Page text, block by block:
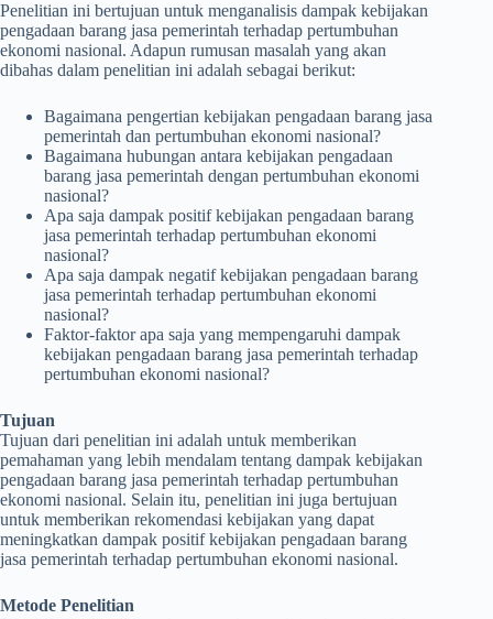
Penelitian ini bertujuan untuk menganalisis dampak kebijakan
pengadaan barang jasa pemerintah terhadap pertumbuhan
ekonomi nasional. Adapun rumusan masalah yang akan
dibahas dalam penelitian ini adalah sebagai berikut:
Bagaimana pengertian kebijakan pengadaan barang jasa
pemerintah dan pertumbuhan ekonomi nasional?
Bagaimana hubungan antara kebijakan pengadaan
barang jasa pemerintah dengan pertumbuhan ekonomi
nasional?
Apa saja dampak positif kebijakan pengadaan barang
jasa pemerintah terhadap pertumbuhan ekonomi
nasional?
Apa saja dampak negatif kebijakan pengadaan barang
jasa pemerintah terhadap pertumbuhan ekonomi
nasional?
Faktor-faktor apa saja yang mempengaruhi dampak
kebijakan pengadaan barang jasa pemerintah terhadap
pertumbuhan ekonomi nasional?
Tujuan
Tujuan dari penelitian ini adalah untuk memberikan
pemahaman yang lebih mendalam tentang dampak kebijakan
pengadaan barang jasa pemerintah terhadap pertumbuhan
ekonomi nasional. Selain itu, penelitian ini juga bertujuan
untuk memberikan rekomendasi kebijakan yang dapat
meningkatkan dampak positif kebijakan pengadaan barang
jasa pemerintah terhadap pertumbuhan ekonomi nasional.
Metode Penelitian